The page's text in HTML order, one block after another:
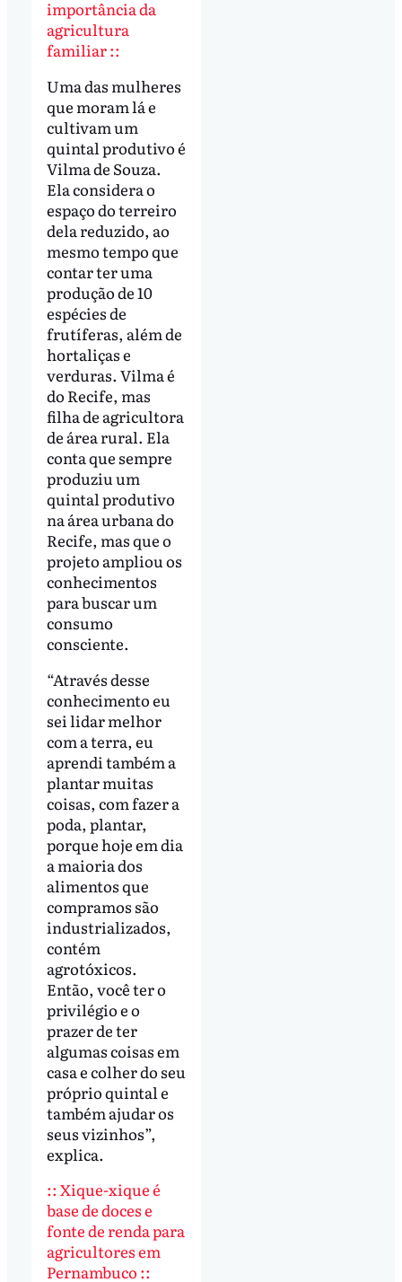
importância da
agricultura
familiar ::
Uma das mulheres
que moram lá e
cultivam um
quintal produtivo é
Vilma de Souza.
Ela considera o
espaço do terreiro
dela reduzido, ao
mesmo tempo que
contar ter uma
produção de 10
espécies de
frutíferas, além de
hortaliças e
verduras. Vilma é
do Recife, mas
filha de agricultora
de área rural. Ela
conta que sempre
produziu um
quintal produtivo
na área urbana do
Recife, mas que o
projeto ampliou os
conhecimentos
para buscar um
consumo
consciente.
“Através desse
conhecimento eu
sei lidar melhor
com a terra, eu
aprendi também a
plantar muitas
coisas, com fazer a
poda, plantar,
porque hoje em dia
a maioria dos
alimentos que
compramos são
industrializados,
contém
agrotóxicos.
Então, você ter o
privilégio e o
prazer de ter
algumas coisas em
casa e colher do seu
próprio quintal e
também ajudar os
seus vizinhos”,
explica.
:: Xique-xique é
base de doces e
fonte de renda para
agricultores em
Pernambuco ::